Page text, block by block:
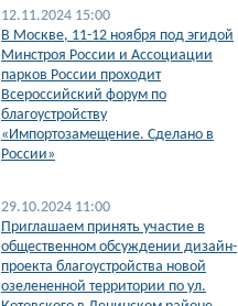
12.11.2024 15:00
В Москве, 11-12 ноября под эгидой
Минстроя России и Ассоциации
парков России проходит
Всероссийский форум по
благоустройству
«Импортозамещение. Сделано в
России»
29.10.2024 11:00
Приглашаем принять участие в
общественном обсуждении дизайн-
проекта благоустройства новой
озелененной территории по ул.